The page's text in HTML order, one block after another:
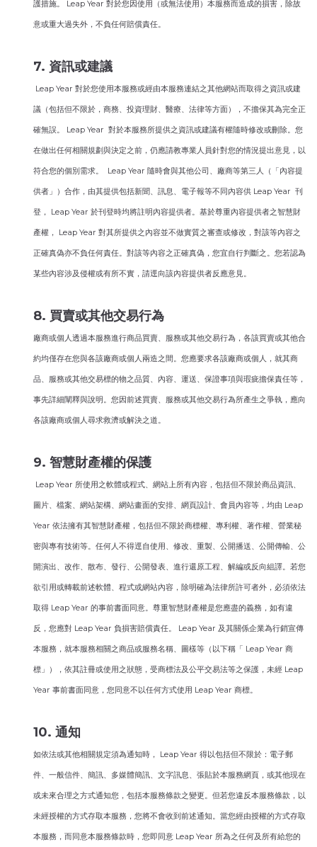
護措施。 Leap Year 對於您因使用（或無法使用）本服務而造成的損害，除故
意或重大過失外，不負任何賠償責任。
7. 資訊或建議
Leap Year 對於您使用本服務或經由本服務連結之其他網站而取得之資訊或建
議（包括但不限於，商務、投資理財、醫療、法律等方面），不擔保其為完全正
確無誤。 Leap Year 對於本服務所提供之資訊或建議有權隨時修改或刪除。您
在做出任何相關規劃與決定之前，仍應請教專業人員針對您的情況提出意見，以
符合您的個別需求。 Leap Year 隨時會與其他公司、廠商等第三人（「內容提
供者」）合作，由其提供包括新聞、訊息、電子報等不同內容供 Leap Year 刊
登， Leap Year 於刊登時均將註明內容提供者。基於尊重內容提供者之智慧財
產權， Leap Year 對其所提供之內容並不做實質之審查或修改，對該等內容之
正確真偽亦不負任何責任。對該等內容之正確真偽，您宜自行判斷之。您若認為
某些內容涉及侵權或有所不實，請逕向該內容提供者反應意見。
8. 買賣或其他交易行為
廠商或個人透過本服務進行商品買賣、服務或其他交易行為，各該買賣或其他合
約均僅存在您與各該廠商或個人兩造之間。您應要求各該廠商或個人，就其商
品、服務或其他交易標的物之品質、內容、運送、保證事項與瑕疵擔保責任等，
事先詳細闡釋與說明。您因前述買賣、服務或其他交易行為所產生之爭執，應向
各該廠商或個人尋求救濟或解決之道。
9. 智慧財產權的保護
Leap Year 所使用之軟體或程式、網站上所有內容，包括但不限於商品資訊、
圖片、檔案、網站架構、網站畫面的安排、網頁設計、會員內容等，均由 Leap
Year 依法擁有其智慧財產權，包括但不限於商標權、專利權、著作權、營業秘
密與專有技術等。任何人不得逕自使用、修改、重製、公開播送、公開傳輸、公
開演出、改作、散布、發行、公開發表、進行還原工程、解編或反向組譯。若您
欲引用或轉載前述軟體、程式或網站內容，除明確為法律所許可者外，必須依法
取得 Leap Year 的事前書面同意。尊重智慧財產權是您應盡的義務，如有違
反，您應對 Leap Year 負損害賠償責任。 Leap Year 及其關係企業為行銷宣傳
本服務，就本服務相關之商品或服務名稱、圖樣等（以下稱「 Leap Year 商
標」），依其註冊或使用之狀態，受商標法及公平交易法等之保護，未經 Leap
Year 事前書面同意，您同意不以任何方式使用 Leap Year 商標。
10. 通知
如依法或其他相關規定須為通知時， Leap Year 得以包括但不限於：電子郵
件、一般信件、簡訊、多媒體簡訊、文字訊息、張貼於本服務網頁，或其他現在
或未來合理之方式通知您，包括本服務條款之變更。但若您違反本服務條款，以
未經授權的方式存取本服務，您將不會收到前述通知。當您經由授權的方式存取
本服務，而同意本服務條款時，您即同意 Leap Year 所為之任何及所有給您的